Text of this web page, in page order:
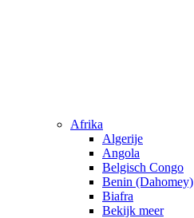
Afrika
Algerije
Angola
Belgisch Congo
Benin (Dahomey)
Biafra
Bekijk meer